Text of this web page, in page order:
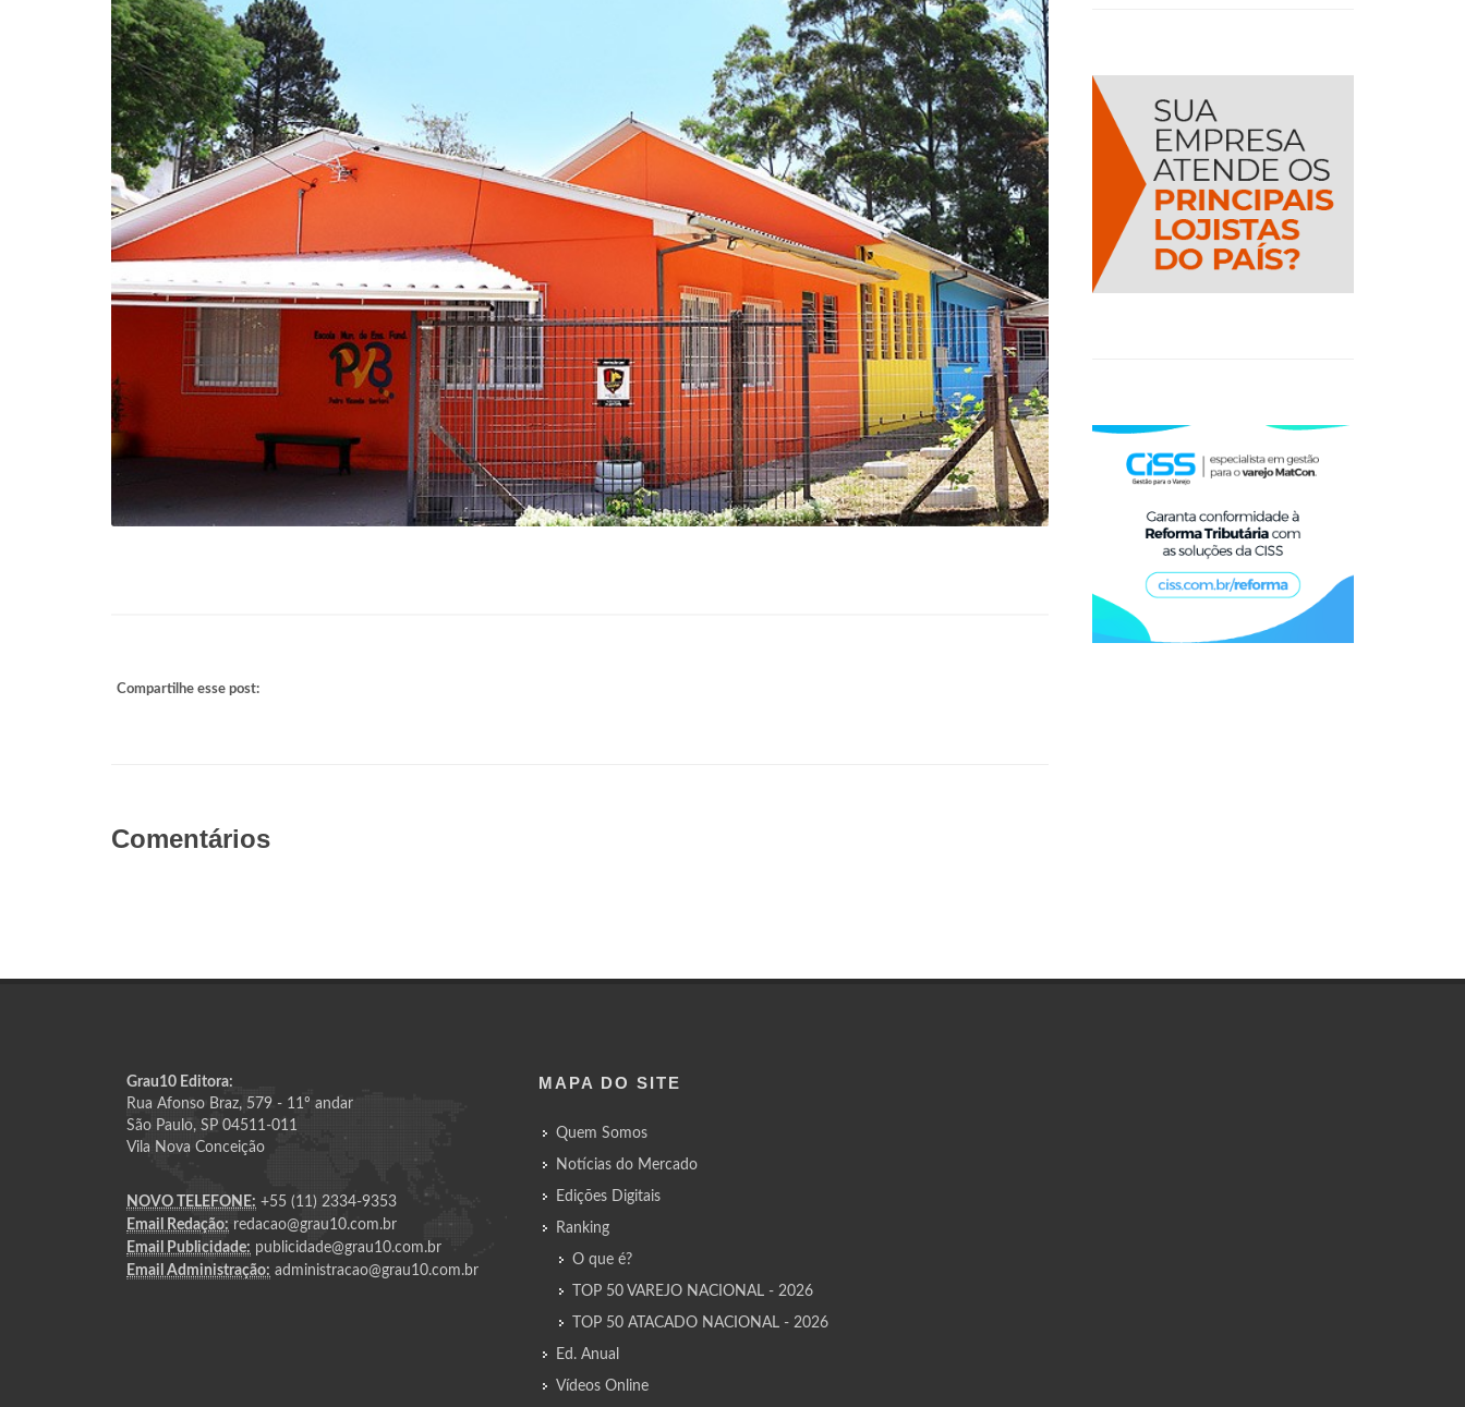
Compartilhe esse post:
Comentários
Grau10 Editora:
Rua Afonso Braz, 579 - 11º andar
São Paulo, SP 04511-011
Vila Nova Conceição
NOVO TELEFONE: +55 (11) 2334-9353
Email Redação: redacao@grau10.com.br
Email Publicidade: publicidade@grau10.com.br
Email Administração: administracao@grau10.com.br
MAPA DO SITE
Quem Somos
Notícias do Mercado
Edições Digitais
Ranking
O que é?
TOP 50 VAREJO NACIONAL - 2026
TOP 50 ATACADO NACIONAL - 2026
Ed. Anual
Vídeos Online